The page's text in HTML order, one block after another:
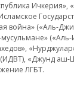
Ичкерия»,
(«Аль-
(«Аль-
«Джунд
ЛГБТ.